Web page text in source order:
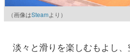
（画像はSteamより）
淡々と滑りを楽しむもよし、